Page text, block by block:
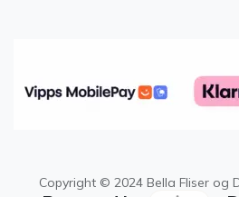
Copyright © 2024 Bella Fliser og